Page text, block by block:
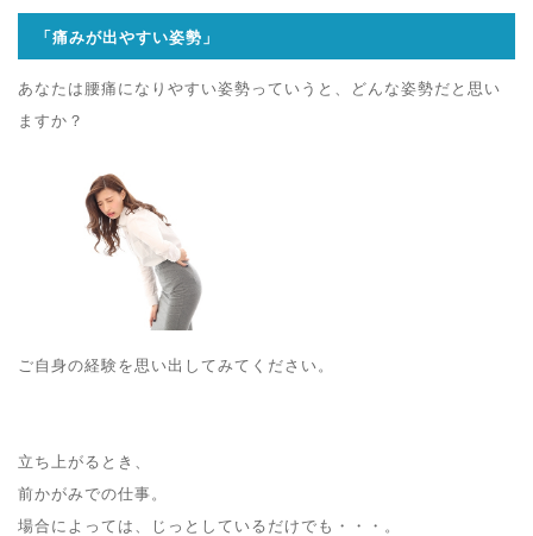
「痛みが出やすい姿勢」
あなたは腰痛になりやすい姿勢っていうと、どんな姿勢だと思い
ますか？
ご自身の経験を思い出してみてください。
立ち上がるとき、
前かがみでの仕事。
場合によっては、じっとしているだけでも・・・。